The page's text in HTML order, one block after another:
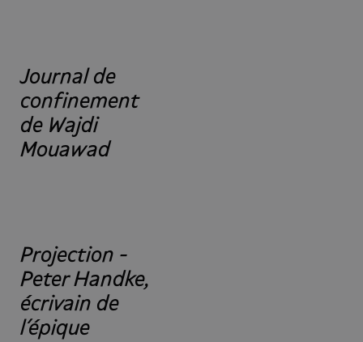
Journal de
confinement
de Wajdi
Mouawad
Projection -
Peter Handke,
écrivain de
l’épique